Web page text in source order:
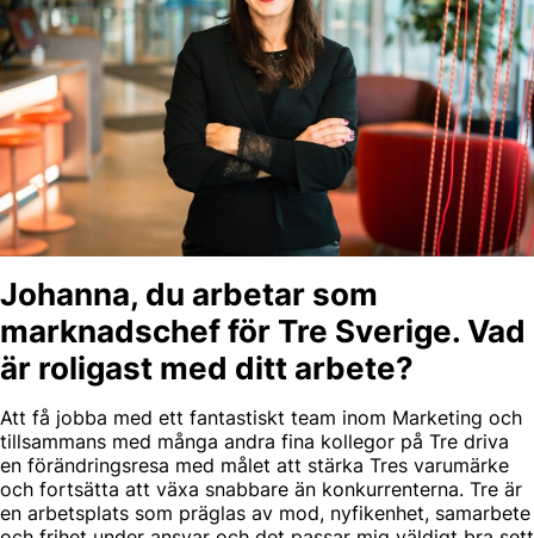
Johanna, du arbetar som
marknadschef för Tre Sverige. Vad
är roligast med ditt arbete?
Att få jobba med ett fantastiskt team inom Marketing och
tillsammans med många andra fina kollegor på Tre driva
en förändringsresa med målet att stärka Tres varumärke
och fortsätta att växa snabbare än konkurrenterna. Tre är
en arbetsplats som präglas av mod, nyfikenhet, samarbete